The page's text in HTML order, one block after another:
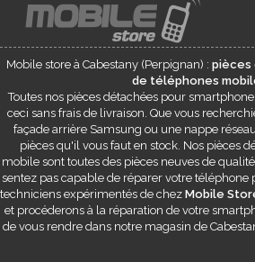
Mobile store à Cabestany (Perpignan) : pièces
de téléphones
Toutes nos pièces détachées pour
ceci sans frais de livraison. Que vous
façade arrière Samsung ou une nappe
pièces qu'il vous faut en stock. Nos pièces
mobile sont toutes des pièces neuves de
sentez pas capable de réparer votre téléphone
techniciens expérimentés de chez Mobile
et procéderons à la réparation de votre
de vous rendre dans notre magasin de